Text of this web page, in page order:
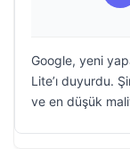
Google, yeni
Lite’ı duyurdu.
ve en düşük